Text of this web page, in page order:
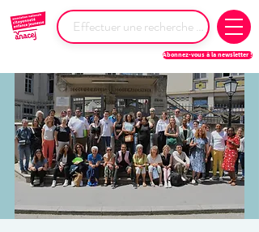
Abonnez-vous à la newsletter !